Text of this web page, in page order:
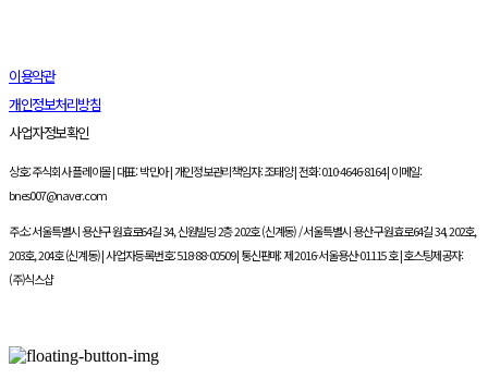
이용약관
개인정보처리방침
사업자정보확인
상호: 주식회사 플레이몰 | 대표: 박민아 | 개인정보관리책임자: 조태양 | 전화: 010-4646-8164 | 이메일:
bnes007@naver.com
주소: 서울특별시 용산구 원효로64길 34, 신원빌딩 2층 202호 (신계동) / 서울특별시 용산구 원효로64길 34, 202호,
203호, 204호 (신계동) | 사업자등록번호:518-88-00509| 통신판매:제 2016-서울용산-01115 호| 호스팅제공자:
(주)식스샵